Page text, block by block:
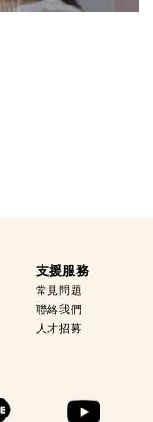
支援服務
常見問題
聯絡我們
人才招募